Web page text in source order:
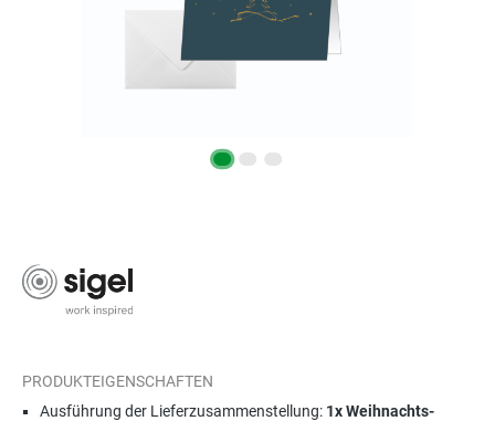
PRODUKTEIGENSCHAFTEN
Ausführung der Lieferzusammenstellung: 1x Weihnachts-